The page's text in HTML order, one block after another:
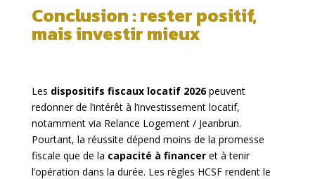
Conclusion : rester positif,
mais investir mieux
Les dispositifs fiscaux locatif 2026peuvent
redonner de l’intérêt à l’investissement locatif,
notamment via Relance Logement / Jeanbrun.
Pourtant, la réussite dépend moins de la promesse
fiscale que de la capacité à financeret à tenir
l’opération dans la durée. Les règles HCSF rendent le